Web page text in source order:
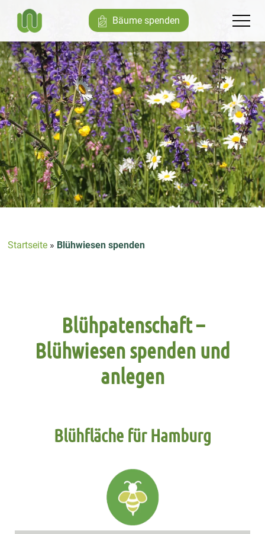
Bäume spenden
Startseite » Blühwiesen spenden
Blühpatenschaft –
Blühwiesen spenden und
anlegen
Blühfläche für Hamburg